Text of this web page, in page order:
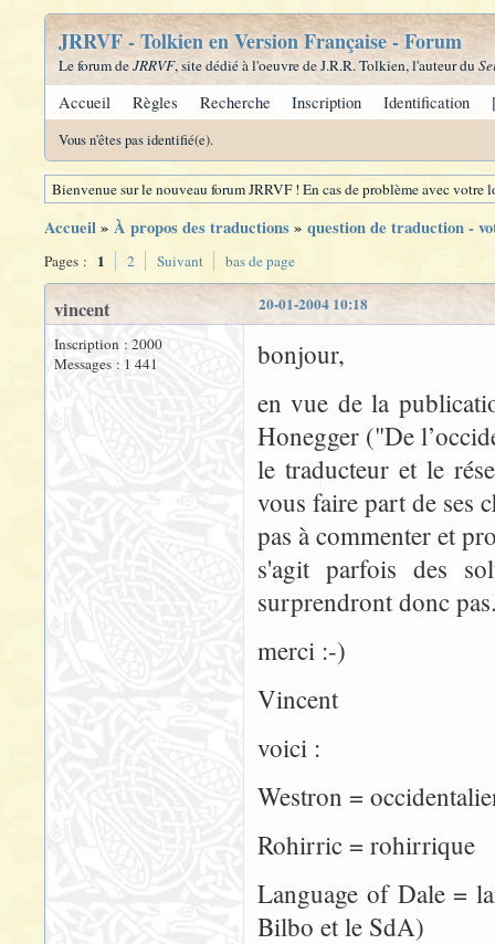
JRRVF - Tolkien en Version Française - Forum
Le forum deJRRVF, site dédié à l'oeuvre de J.R.R. Tolkien, l'auteur du
Accueil Règles Recherche Inscription Identification
Vous n'êtes pas identifié(e).
Bienvenue sur le nouveau forum JRRVF ! En cas de problème avec
Accueil» À propos des traductions» question de traduction -
Pages : 1 2 Suivant bas de page
20-01-2004 10:18
vincent
Inscription : 2000
Messages : 1 441
bonjour,
en vue de la
Honegger ("De
le traducteur et le
vous faire part de ses
pas à commenter et
s'agit parfois des
surprendront donc
merci :-)
Vincent
voici :
Westron =
Rohirric = rohirrique
Language of Dale
Bilbo et le SdA)